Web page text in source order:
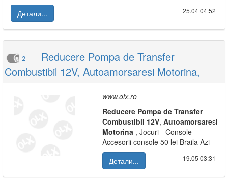
Детали...
25.04|04:52
2
Reducere Pompa de Transfer
Combustibil 12V, Autoamorsaresi Motorina,
www.olx.ro
Reducere Pompa de Transfer
Combustibil 12V, Autoamorsaresi
Motorina , Jocuri - Console
Accesorii console 50 lei Braila Azi
Детали...
19.05|03:31